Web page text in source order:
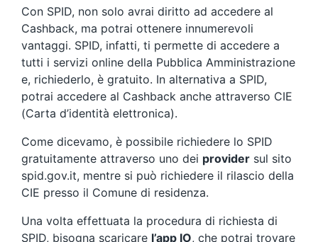
Con SPID, non solo avrai diritto ad accedere al
Cashback, ma potrai ottenere innumerevoli
vantaggi. SPID, infatti, ti permette di accedere a
tutti i servizi online della Pubblica Amministrazione
e, richiederlo, è gratuito. In alternativa a SPID,
potrai accedere al Cashback anche attraverso CIE
(Carta d’identità elettronica).
Come dicevamo, è possibile richiedere lo SPID
gratuitamente attraverso uno dei provider sul sito
spid.gov.it, mentre si può richiedere il rilascio della
CIE presso il Comune di residenza.
Una volta effettuata la procedura di richiesta di
SPID, bisogna scaricare l’app IO, che potrai trovare